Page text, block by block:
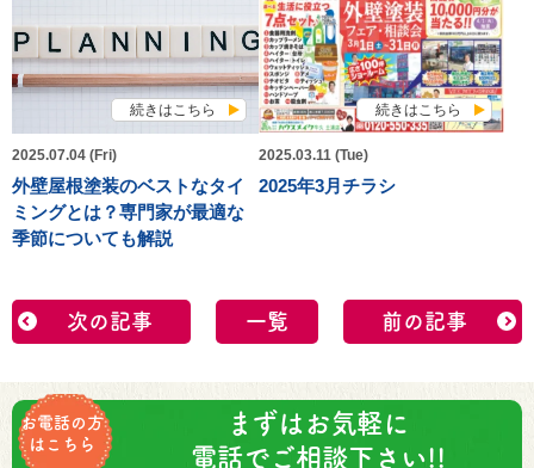
続きはこちら
2025.07.04 (Fri)
外壁屋根塗装のベストなタイ
ミングとは？専門家が最適な
季節についても解説
続きはこちら
2025.03.11 (Tue)
2025年3月チラシ
次の記事 一覧 前の記事
お電話の方
はこちら
まずはお気軽に
電話でご相談下さい!!